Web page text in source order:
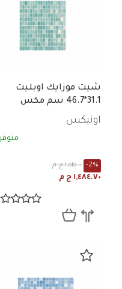
شيت موزايك اوبليت
31.1*46.7 سم مكس
اونيكس
متوفر
١,٥١٥.٠٠ ج م -2%
١,٤٨٤.٧٠ ج م